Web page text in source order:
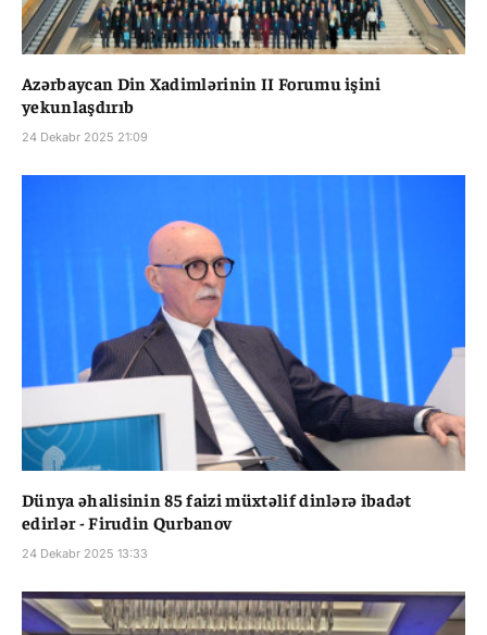
Azərbaycan Din Xadimlərinin II Forumu işini
yekunlaşdırıb
24 Dekabr 2025 21:09
Dünya əhalisinin 85 faizi müxtəlif dinlərə ibadət
edirlər - Firudin Qurbanov
24 Dekabr 2025 13:33